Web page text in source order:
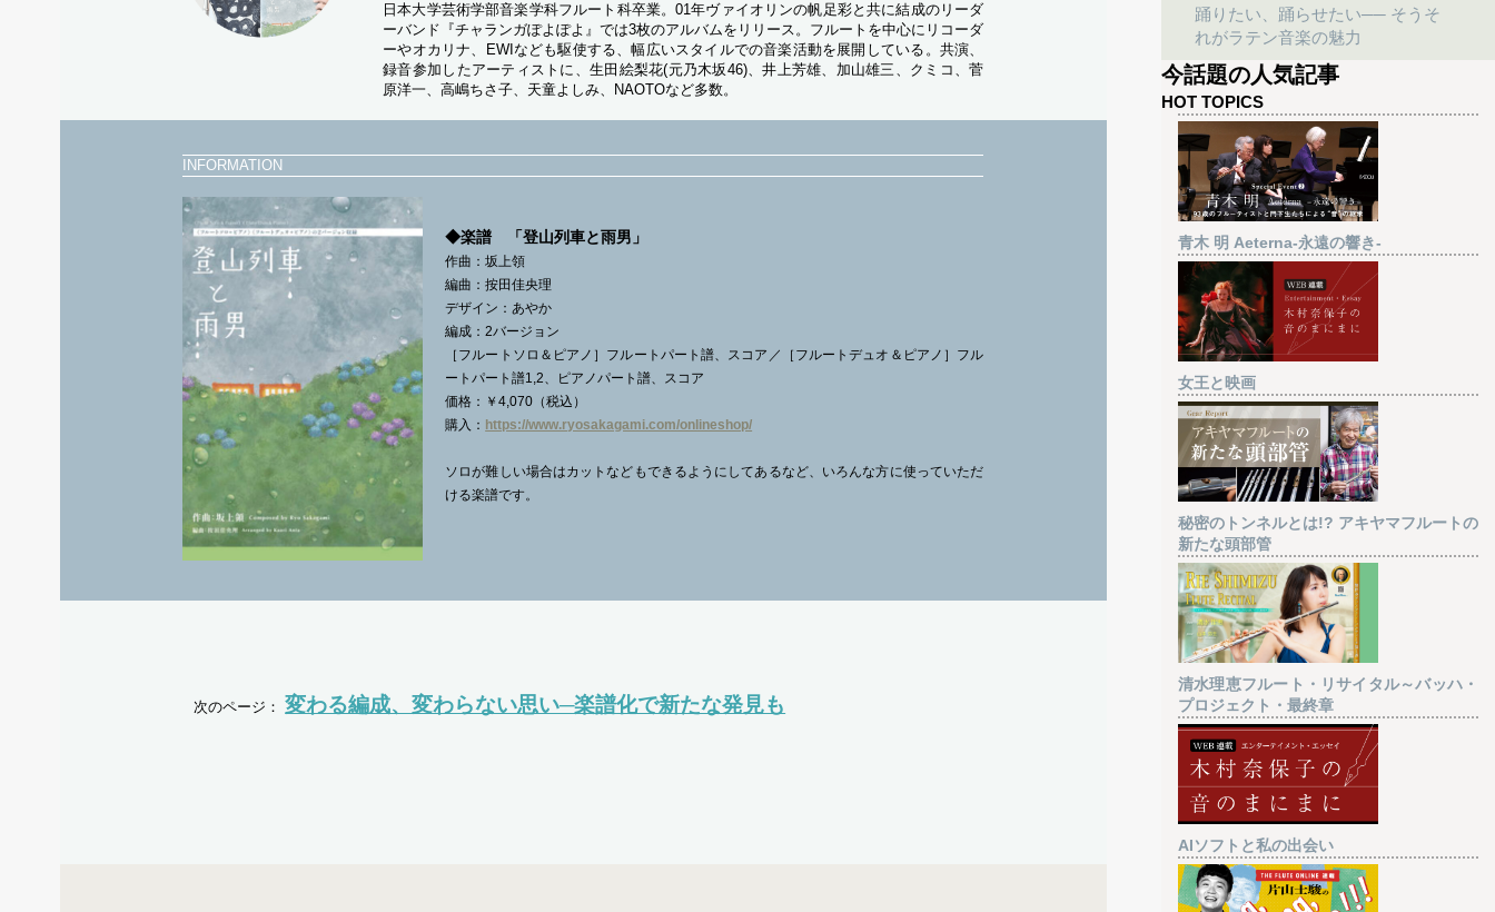
日本大学芸術学部音楽学科フルート科卒業。01年ヴァイオリンの帆足彩と共に結成のリーダ
ーバンド『チャランガぽよぽよ』では3枚のアルバムをリリース。フルートを中心にリコーダ
ーやオカリナ、EWIなども駆使する、幅広いスタイルでの音楽活動を展開している。共演、
録音参加したアーティストに、生田絵梨花(元乃木坂46)、井上芳雄、加山雄三、クミコ、菅
原洋一、高嶋ちさ子、天童よしみ、NAOTOなど多数。
INFORMATION
◆楽譜 「登山列車と雨男」
作曲：坂上領
編曲：按田佳央理
デザイン：あやか
編成：2バージョン
［フルートソロ＆ピアノ］フルートパート譜、スコア／［フルートデュオ＆ピアノ］フル
ートパート譜1,2、ピアノパート譜、スコア
価格：￥4,070（税込）
購入： https://www.ryosakagami.com/onlineshop/
ソロが難しい場合はカットなどもできるようにしてあるなど、いろんな方に使っていただ
ける楽譜です。
次のページ：変わる編成、変わらない思い─楽譜化で新たな発見も
踊りたい、踊らせたい── そうそ
れがラテン音楽の魅力
今話題の人気記事
HOT TOPICS
青木 明 Aeterna-永遠の響き-
女王と映画
秘密のトンネルとは!? アキヤマフルートの
新たな頭部管
清水理恵フルート・リサイタル～バッハ・
プロジェクト・最終章
AIソフトと私の出会い